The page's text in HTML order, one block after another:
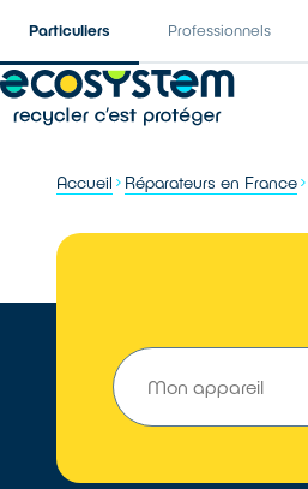
Particuliers Professionnels
Accueil Réparateurs en France